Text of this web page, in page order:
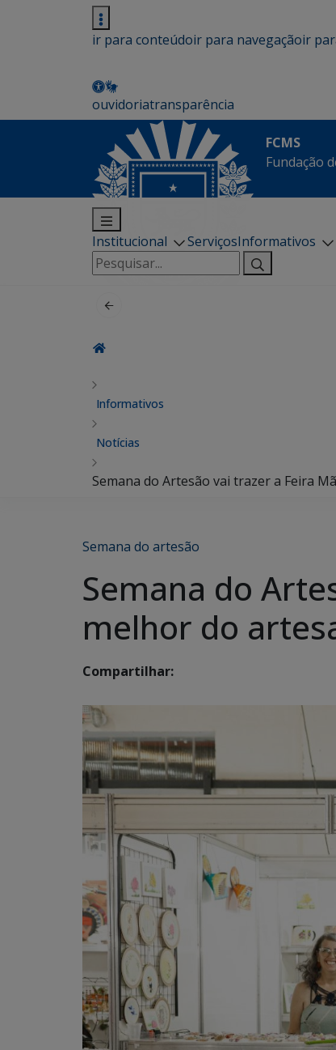
ir para conteúdoir para navegaçãoir
ouvidoriatransparência
FCMS
Fundação
Institucional ServiçosInformativos
Pesquisar
por:
Informativos
Notícias
Semana do Artesão vai trazer a Feira
Semana do artesão
Semana do
melhor do
Compartilhar: